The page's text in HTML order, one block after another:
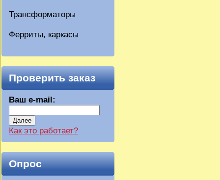
Трансформаторы
Ферриты, каркасы
Проверить заказ
Ваш e-mail:
Далее
Как это работает?
Опрос